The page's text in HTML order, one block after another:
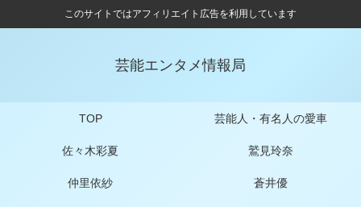
このサイトではアフィリエイト広告を利用しています
芸能エンタメ情報局
TOP 芸能人・有名人の愛車
佐々木彩夏 鷲見玲奈
仲里依紗 蒼井優